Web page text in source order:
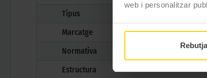
web i personalitzar
Tipus
Marcatge
Normativa
Estructura